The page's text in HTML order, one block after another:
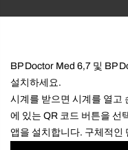
BP Doctor Med 6,7 및 BP
설치하세요.
시계를 받으면 시계를 열고
에 있는 QR 코드 버튼을 선
앱을 설치합니다. 구체적인